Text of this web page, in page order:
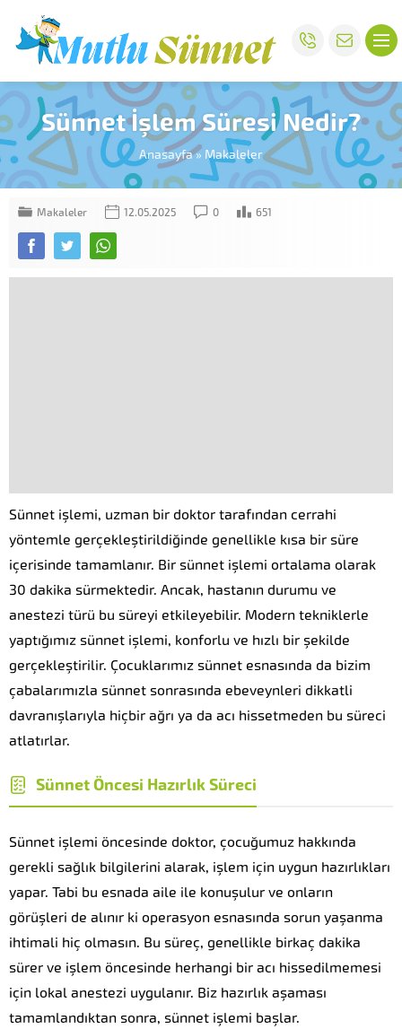
Sünnet İşlem Süresi Nedir?
Anasayfa» Makaleler
Makaleler 12.05.2025 0 651
Sünnet işlemi, uzman bir doktor tarafından cerrahi
yöntemle gerçekleştirildiğinde genellikle kısa bir süre
içerisinde tamamlanır. Bir sünnet işlemi ortalama olarak
30 dakika sürmektedir. Ancak, hastanın durumu ve
anestezi türü bu süreyi etkileyebilir. Modern tekniklerle
yaptığımız sünnet işlemi, konforlu ve hızlı bir şekilde
gerçekleştirilir. Çocuklarımız sünnet esnasında da bizim
çabalarımızla sünnet sonrasında ebeveynleri dikkatli
davranışlarıyla hiçbir ağrı ya da acı hissetmeden bu süreci
atlatırlar.
Sünnet Öncesi Hazırlık Süreci
Sünnet işlemi öncesinde doktor, çocuğumuz hakkında
gerekli sağlık bilgilerini alarak, işlem için uygun hazırlıkları
yapar. Tabi bu esnada aile ile konuşulur ve onların
görüşleri de alınır ki operasyon esnasında sorun yaşanma
ihtimali hiç olmasın. Bu süreç, genellikle birkaç dakika
sürer ve işlem öncesinde herhangi bir acı hissedilmemesi
için lokal anestezi uygulanır. Biz hazırlık aşaması
tamamlandıktan sonra, sünnet işlemi başlar.